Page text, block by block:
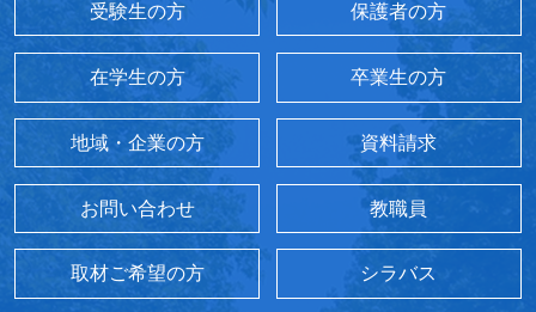
受験生の方 保護者の方
在学生の方 卒業生の方
地域・企業の方 資料請求
お問い合わせ 教職員
取材ご希望の方 シラバス